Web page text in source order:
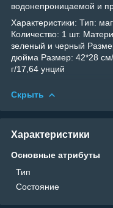
водонепроницаемой и
Характеристики: Тип:
Количество: 1 шт.
зеленый и черный
дюйма Размер: 42*28
г/17,64 унций
Скрыть
Характеристики
Основные атрибуты
Тип
Состояние